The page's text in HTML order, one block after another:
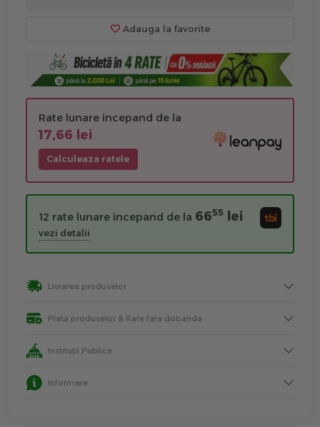
Adauga la favorite
Rate lunare incepand de la
17,66 lei
Calculeaza ratele
12 rate lunare incepand de la 6655 lei
vezi detalii
Livrarea produselor
Plata produselor & Rate fara dobanda
Institutii Publice
Informare